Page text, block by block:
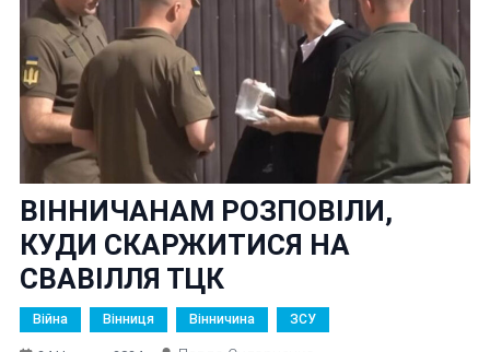
ВІННИЧАНАМ РОЗПОВІЛИ,
КУДИ СКАРЖИТИСЯ НА
СВАВІЛЛЯ ТЦК
Війна Вінниця Вінничина ЗСУ